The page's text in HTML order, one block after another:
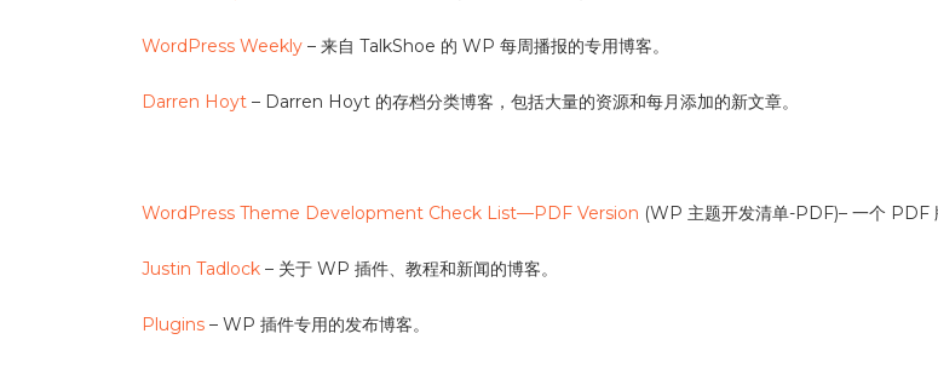
WordPress Weekly – 来自 TalkShoe 的 WP 每周播报的专用博客。
Darren Hoyt – Darren Hoyt 的存档分类博客，包括大量的资源和每月添加的新文章。
WordPress Theme Development Check List—PDF Version (WP 主题开发清单-PDF)– 一个 PDF
Justin Tadlock – 关于 WP 插件、教程和新闻的博客。
Plugins – WP 插件专用的发布博客。